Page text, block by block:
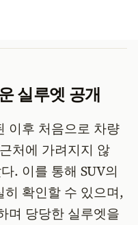
실루엣 공개
이후 처음으로 차량
처에 가려지지 않
. 이를 통해 SUV의
확인할 수 있으며,
며 당당한 실루엣을